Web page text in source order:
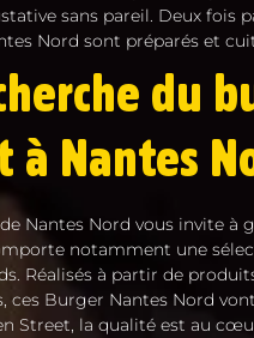
sans pareil. Deux fois
Nord sont préparés et
du
Nantes
Nantes Nord vous invite à
notamment une
Réalisés à partir de
ces Burger Nantes Nord
Street, la qualité est au